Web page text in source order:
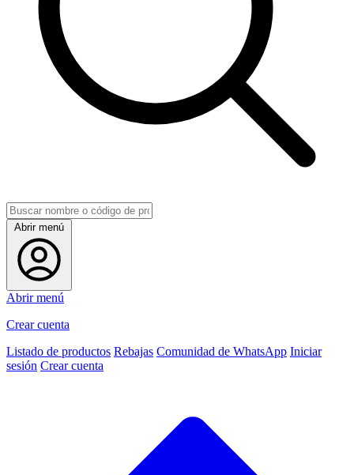
Abrir menú
Abrir menú
Crear cuenta
Listado de productos Rebajas Comunidad de WhatsApp Iniciar
sesión Crear cuenta